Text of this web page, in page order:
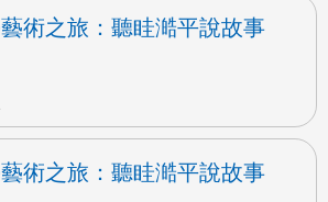
術之旅：聽眭澔平說故事
術之旅：聽眭澔平說故事